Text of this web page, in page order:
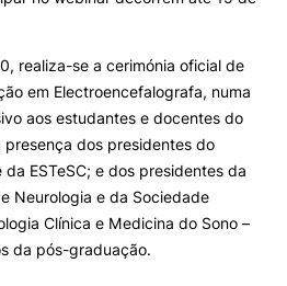
realiza-se a cerimónia oficial de
em Electroencefalografa, numa
aos estudantes e docentes do
dos presidentes do
ESTeSC; e dos presidentes da
Neurologia e da Sociedade
Clínica e Medicina do Sono –
da pós-graduação.